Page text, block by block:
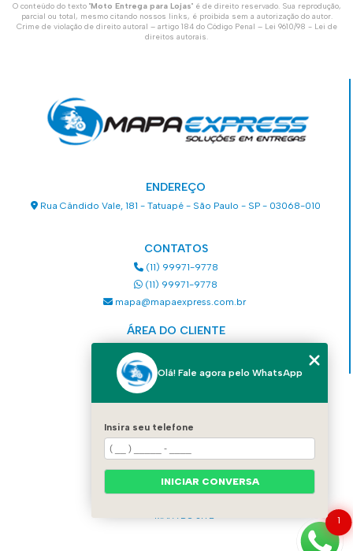
O conteúdo do texto "Moto Entrega para Lojas" é de direito reservado. Sua reprodução,
parcial ou total, mesmo citando nossos links, é proibida sem a autorização do autor.
Crime de violação de direito autoral – artigo 184 do Código Penal – Lei 9610/98 - Lei de
direitos autorais.
ENDEREÇO
Rua Cândido Vale, 181 - Tatuapé - São Paulo - SP - 03068-010
CONTATOS
(11) 99971-9778
(11) 99971-9778
mapa@mapaexpress.com.br
ÁREA DO CLIENTE
QUEM SOMOS
CONTATO
MAPA DO SITE
1
Olá! Fale agora pelo WhatsApp
Insira seu telefone
INICIAR CONVERSA